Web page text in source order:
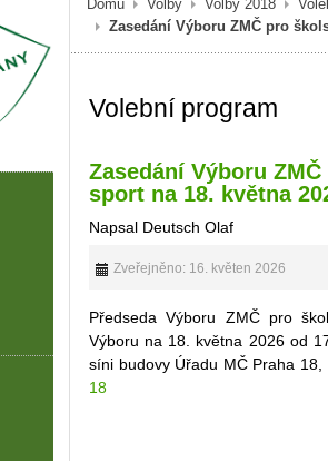
Domů Volby Volby 2018
Zasedání Výboru ZMČ pro
Volební program
Zasedání Výboru
sport na 18. května
Napsal Deutsch Olaf
Zveřejněno: 16. květen 2026
Předseda Výboru ZMČ pro
Výboru na 18. května 2026 od
síni budovy Úřadu MČ Praha
18